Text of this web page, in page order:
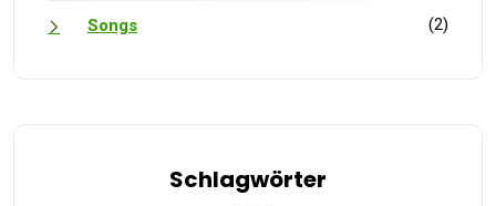
Songs (2)
Schlagwörter